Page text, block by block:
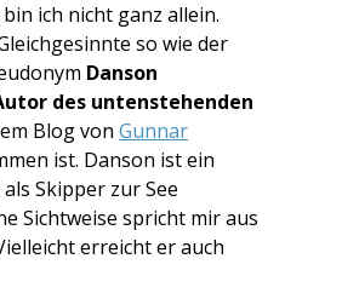
ich nicht ganz allein.
so wie der
Danson
des untenstehenden
Blog von Gunnar
ist. Danson ist ein
Skipper zur See
Sichtweise spricht mir aus
erreicht er auch